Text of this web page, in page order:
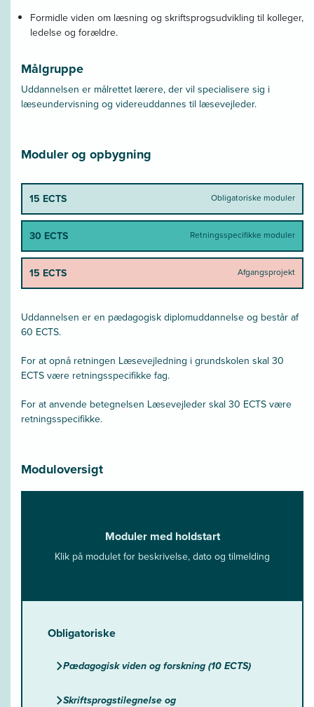
Formidle viden om læsning og skriftsprogsudvikling til kolleger,
ledelse og forældre.
Målgruppe
Uddannelsen er målrettet lærere, der vil specialisere sig i
læseundervisning og videreuddannes til læsevejleder.
Moduler og opbygning
15 ECTS Obligatoriske moduler
30 ECTS Retningsspecifikke moduler
15 ECTS Afgangsprojekt
Uddannelsen er en pædagogisk diplomuddannelse og består af
60 ECTS.
For at opnå retningen Læsevejledning i grundskolen skal 30
ECTS være retningsspecifikke fag.
For at anvende betegnelsen Læsevejleder skal 30 ECTS være
retningsspecifikke.
Moduloversigt
Moduler med holdstart
Klik på modulet for beskrivelse, dato og tilmelding
Obligatoriske
Pædagogisk viden og forskning (10 ECTS)
Skriftsprogstilegnelse og